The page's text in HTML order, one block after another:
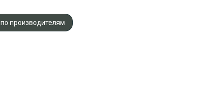
по производителям